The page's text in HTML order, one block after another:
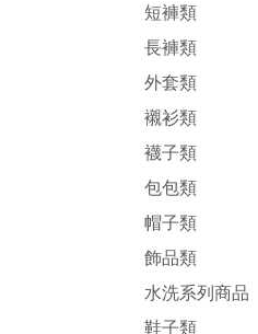
短褲類
長褲類
外套類
襯衫類
襪子類
包包類
帽子類
飾品類
水洗系列商品
鞋子類